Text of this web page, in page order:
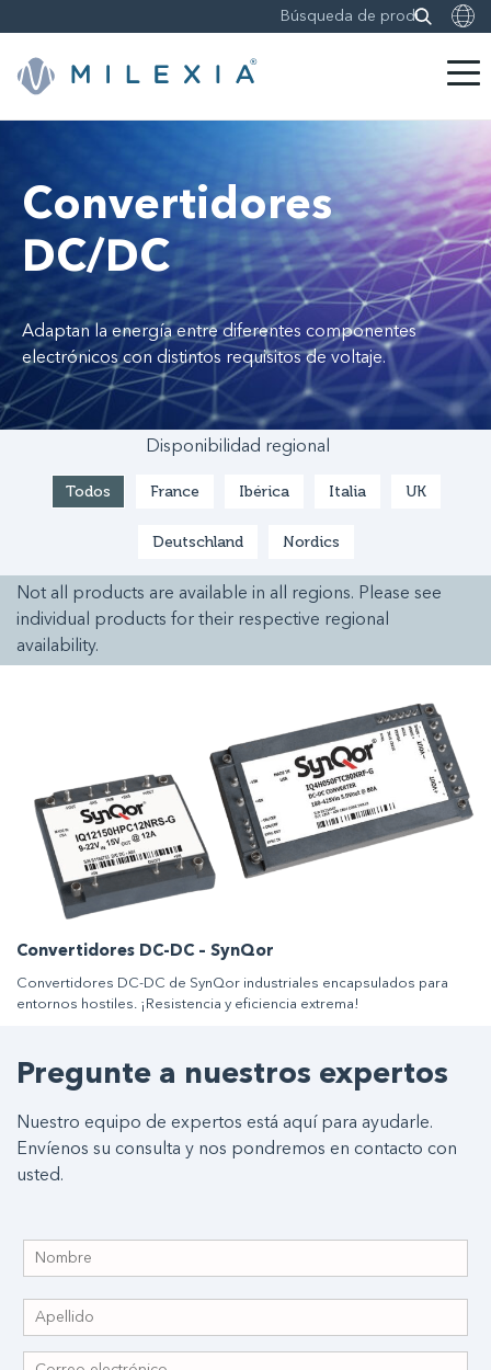
contenido
Convertidores
DC/DC
Adaptan la energía entre diferentes componentes
electrónicos con distintos requisitos de voltaje.
Disponibilidad regional
Todos France Ibérica Italia UK
Deutschland Nordics
Not all products are available in all regions. Please see
individual products for their respective regional
availability.
Convertidores DC-DC – SynQor
Convertidores DC-DC de SynQor industriales encapsulados para
entornos hostiles. ¡Resistencia y eficiencia extrema!
Pregunte a nuestros expertos
Nuestro equipo de expertos está aquí para ayudarle.
Envíenos su consulta y nos pondremos en contacto con
usted.